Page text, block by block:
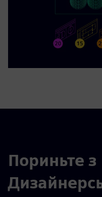
Пориньте з